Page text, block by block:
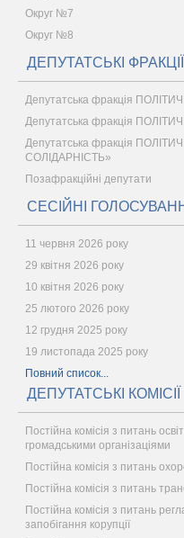
Округ №7
Округ №8
ДЕПУТАТСЬКІ ФРАКЦІЇ
Депутатська фракція
Депутатська фракція
Депутатська фракція
СОЛІДАРНІСТЬ»
Позафракційні депутати
СЕСІЙНІ
11 червня 2026 року
29 квітня 2026 року
10 квітня 2026 року
25 лютого 2026 року
12 грудня 2025 року
19 листопада 2025 року
Повний список...
ДЕПУТАТСЬКІ КОМІСІЇ
Постійна комісія з питань
громадськими організаціями
Постійна комісія з питань
Постійна комісія з питань
Постійна комісія з питань
запобігання корупції